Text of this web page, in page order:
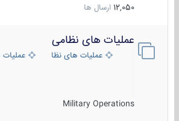
12,050 ارسال ها
عملیات های نظامی
عملیات های نظامی ایرانعملیات
Military Operations